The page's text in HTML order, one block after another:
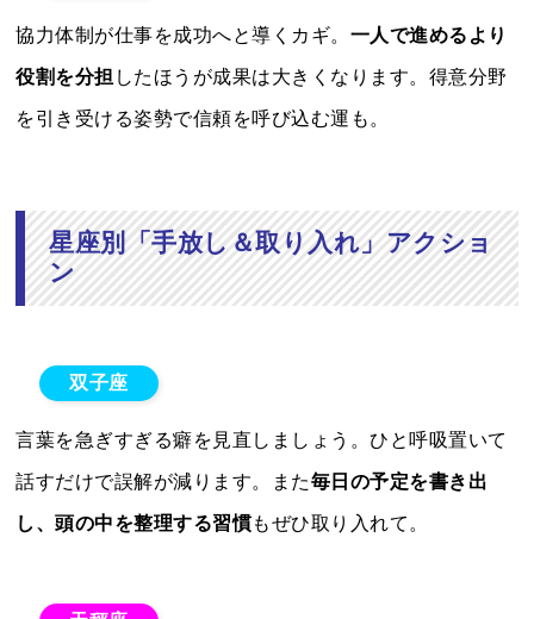
協力体制が仕事を成功へと導くカギ。 一人で進めるより
役割を分担 したほうが成果は大きくなります。得意分野
を引き受ける姿勢で信頼を呼び込む運も。
星座別「手放し＆取り入れ」アクショ
ン
双子座
言葉を急ぎすぎる癖を見直しましょう。ひと呼吸置いて
話すだけで誤解が減ります。また毎日の予定を書き出
し、頭の中を整理する習慣もぜひ取り入れて。